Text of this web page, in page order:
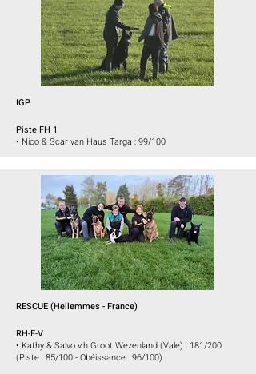
IGP
Piste FH 1
• Nico & Scar van Haus Targa :99/100
RESCUE(Hellemmes- France)
RH-F-V
• Kathy & Salvo v.h Groot Wezenland (Vale) : 181/200
(Piste : 85/100 - Obéissance : 96/100)